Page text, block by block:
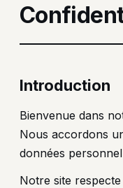
Introduction
Bienvenue dans
Nous accordons
données
Notre site